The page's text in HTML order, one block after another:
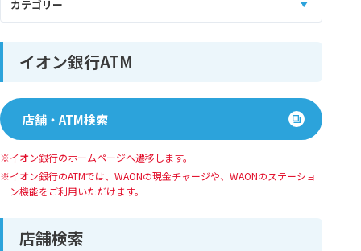
イオン銀行ATM
店舗・ATM検索
イオン銀行のホームページへ遷移します。
イオン銀⾏のATMでは、WAONの現⾦チャージや、WAONのステーショ
ン機能をご利⽤いただけます。
店舗検索